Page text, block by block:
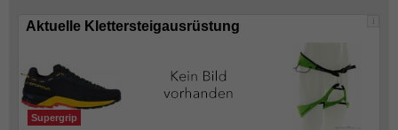
i
Aktuelle Klettersteigausrüstung
Supergrip